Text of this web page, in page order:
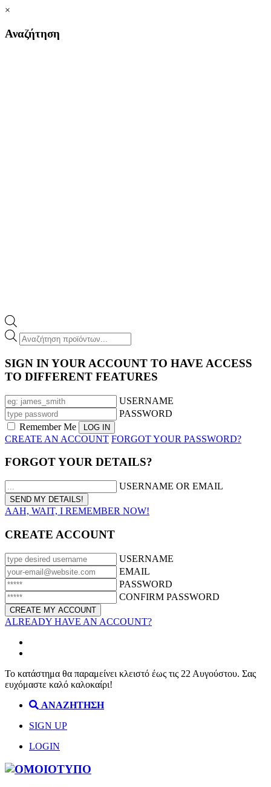
×
Αναζήτηση
Products
search
SIGN IN YOUR ACCOUNT TO HAVE ACCESS
TO DIFFERENT FEATURES
USERNAME
PASSWORD
Remember Me
CREATE AN ACCOUNT FORGOT YOUR PASSWORD?
FORGOT YOUR DETAILS?
USERNAME OR EMAIL
AAH, WAIT, I REMEMBER NOW!
CREATE ACCOUNT
USERNAME
EMAIL
PASSWORD
CONFIRM PASSWORD
ALREADY HAVE AN ACCOUNT?
Το κατάστημα θα παραμείνει κλειστό έως τις 22 Αυγούστου. Σας
ευχόμαστε καλό καλοκαίρι!
ΑΝΑΖΗΤΗΣΗ
SIGN UP
LOGIN